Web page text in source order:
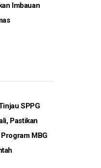
Imbauan
SPPG
Pastikan
MBG